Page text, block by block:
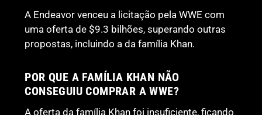
A Endeavor venceu a licitação pela WWE com
uma oferta de $9.3 bilhões, superando outras
propostas, incluindo a da família Khan.
POR QUE A FAMÍLIA KHAN NÃO
CONSEGUIU COMPRAR A WWE?
A oferta da família Khan foi insuficiente, ficando